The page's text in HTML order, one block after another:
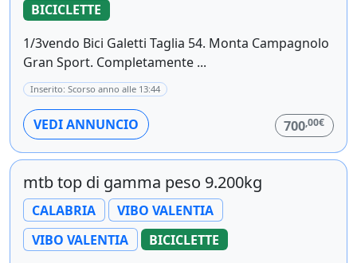
BICICLETTE
1/3vendo Bici Galetti Taglia 54. Monta Campagnolo
Gran Sport. Completamente ...
Inserito: Scorso anno alle 13:44
VEDI ANNUNCIO 700,00€
mtb top di gamma peso 9.200kg
CALABRIA
VIBO VALENTIA
VIBO VALENTIA
BICICLETTE